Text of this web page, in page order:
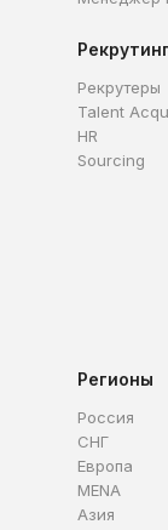
Рекрутинг
Рекрутеры
Talent
HR
Sourcing
Регионы
Россия
СНГ
Европа
MENA
Азия